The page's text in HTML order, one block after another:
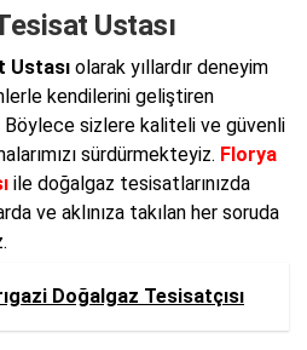
Ustası
Ustası olarak yıllardır deneyim
kendilerini geliştiren
Böylece sizlere kaliteli ve güvenli
sürdürmekteyiz. Florya
ile doğalgaz tesisatlarınızda
ve aklınıza takılan her soruda
Doğalgaz Tesisatçısı